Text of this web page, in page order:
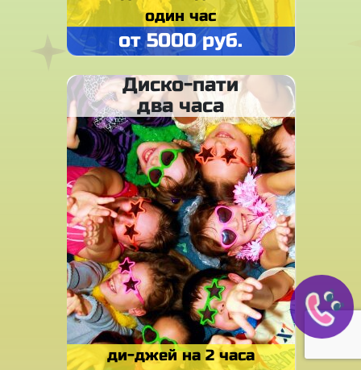
один час
от 5000 руб.
Диско-пати
два часа
ди-джей на 2 часа